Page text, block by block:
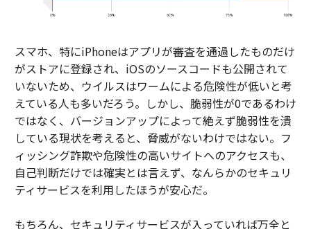
スマホ、特にiPhoneはアプリが審査を通過したものだけ
がストアに登録され、iOSのソースコードも公開されて
いないため、ウイルスはワームによる危険性が低いと考
えている人も多いだろう。しかし、脆弱性が0であるわけ
ではなく、バージョンアップによって絶えず脆弱性を潰
している現状を考えると、脅威がないわけではない。フ
ィッシング詐欺や危険性の高いサイトへのアクセスも、
自己判断だけでは確実とは言えず、なんらかのセキュリ
ティサービスを利用したほうが安心だ。
もちろん、セキュリティサービスが入っていれば万全と